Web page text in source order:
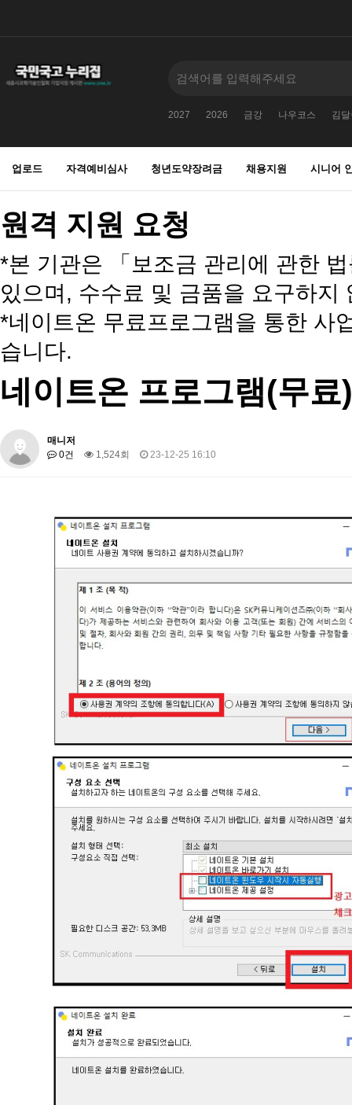
2027 2026 금강 나우코스 김
업로드 자격예비심사 청년도약장려금 채용지원 시니어
원격 지원 요청
*본 기관은 「보조금 관리에 관한
있으며, 수수료 및 금품을 요구하지
*네이트온 무료프로그램을 통한 사
습니다.
네이트온 프로그램(무료)
매니저
0건
1,524회 23-12-25 16:10